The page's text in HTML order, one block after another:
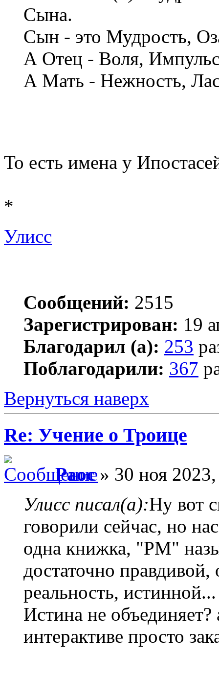
Сына.
Сын - это Мудрость,
А Отец - Воля,
А Мать - Нежность,
То есть имена у
*
Улисс
Сообщений: 2515
Зарегистрирован: 19
Благодарил (а): 253
Поблагодарили: 367
Вернуться наверх
Re: Учение о Троице
Раос» 30 ноя
Улисс писал(а):Ну вот
говорили сейчас, но
одна книжка, "РМ"
достаточно
реальность,
Истина не
интерактиве просто